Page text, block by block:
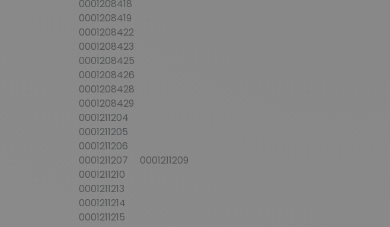
0001208418
0001208419
0001208422
0001208423
0001208425
0001208426
0001208428
0001208429
0001211204
0001211205
0001211206
0001211207 0001211209
0001211210
0001211213
0001211214
0001211215